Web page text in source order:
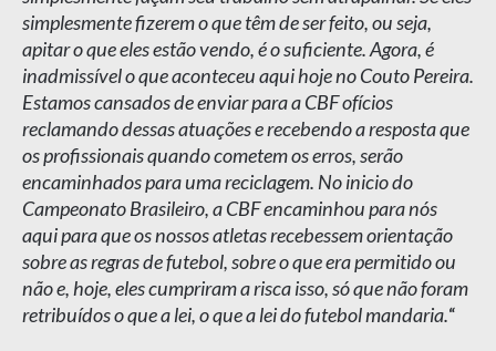
simplesmente fizerem o que têm de ser feito, ou seja,
apitar o que eles estão vendo, é o suficiente. Agora, é
inadmissível o que aconteceu aqui hoje no Couto Pereira.
Estamos cansados de enviar para a CBF ofícios
reclamando dessas atuações e recebendo a resposta que
os profissionais quando cometem os erros, serão
encaminhados para uma reciclagem. No inicio do
Campeonato Brasileiro, a CBF encaminhou para nós
aqui para que os nossos atletas recebessem orientação
sobre as regras de futebol, sobre o que era permitido ou
não e, hoje, eles cumpriram a risca isso, só que não foram
retribuídos o que a lei, o que a lei do futebol mandaria.“